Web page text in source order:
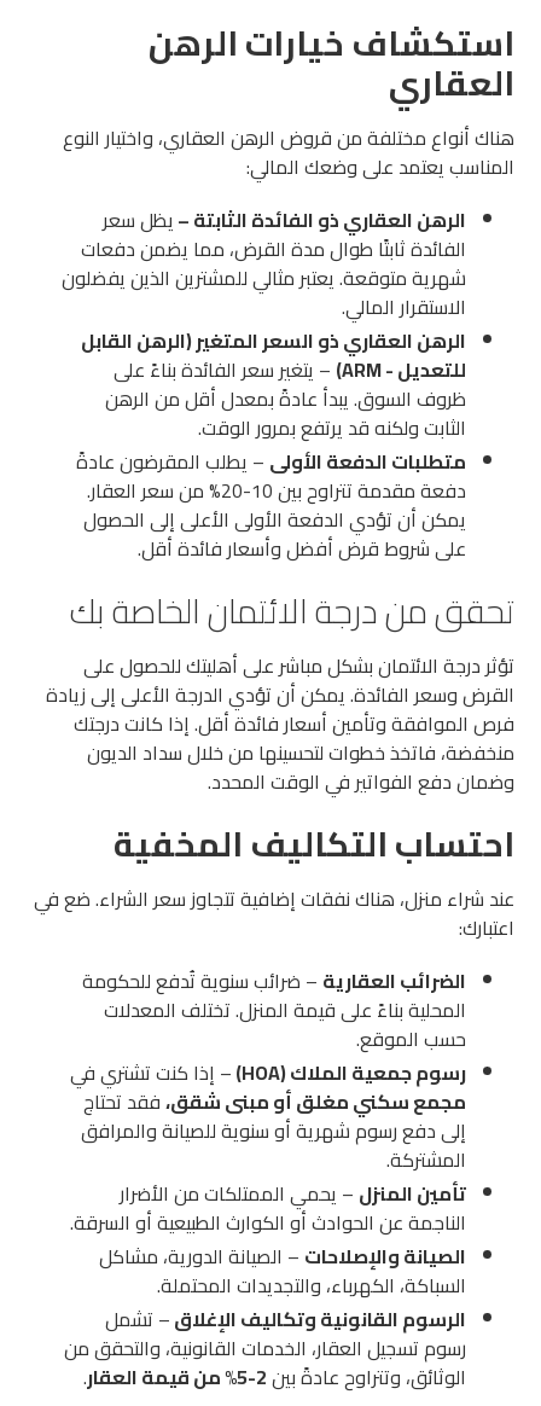
استكشاف خيارات الرهن
العقاري
هناك أنواع مختلفة من قروض الرهن العقاري، واختيار النوع
المناسب يعتمد على وضعك المالي:
الرهن العقاري ذو الفائدة الثابتة – يظل سعر
الفائدة ثابتًا طوال مدة القرض، مما يضمن دفعات
شهرية متوقعة. يعتبر مثالي للمشترين الذين يفضلون
الاستقرار المالي.
الرهن العقاري ذو السعر المتغير (الرهن القابل
للتعديل - ARM)
– يتغير سعر الفائدة بناءً على
ظروف السوق. يبدأ عادةً بمعدل أقل من الرهن
الثابت ولكنه قد يرتفع بمرور الوقت.
متطلبات الدفعة الأولى – يطلب المقرضون عادةً
دفعة مقدمة تتراوح بين 10-20% من سعر العقار.
يمكن أن تؤدي الدفعة الأولى الأعلى إلى الحصول
على شروط قرض أفضل وأسعار فائدة أقل.
تحقق من درجة الائتمان الخاصة بك
تؤثر درجة الائتمان بشكل مباشر على أهليتك للحصول على
القرض وسعر الفائدة. يمكن أن تؤدي الدرجة الأعلى إلى زيادة
فرص الموافقة وتأمين أسعار فائدة أقل. إذا كانت درجتك
منخفضة، فاتخذ خطوات لتحسينها من خلال سداد الديون
وضمان دفع الفواتير في الوقت المحدد.
احتساب التكاليف المخفية
عند شراء منزل، هناك نفقات إضافية تتجاوز سعر الشراء. ضع في
اعتبارك:
الضرائب العقارية – ضرائب سنوية تُدفع للحكومة
المحلية بناءً على قيمة المنزل. تختلف المعدلات
حسب الموقع.
رسوم جمعية الملاك (HOA)
– إذا كنت تشتري في
مجمع سكني مغلق أو مبنى شقق،فقد تحتاج
إلى دفع رسوم شهرية أو سنوية للصيانة والمرافق
المشتركة.
تأمين المنزل – يحمي الممتلكات من الأضرار
الناجمة عن الحوادث أو الكوارث الطبيعية أو السرقة.
الصيانة والإصلاحات – الصيانة الدورية، مشاكل
السباكة، الكهرباء، والتجديدات المحتملة.
الرسوم القانونية وتكاليف الإغلاق– تشمل
رسوم تسجيل العقار، الخدمات القانونية، والتحقق من
الوثائق، وتتراوح عادةً بين2-5% من قيمة العقار .